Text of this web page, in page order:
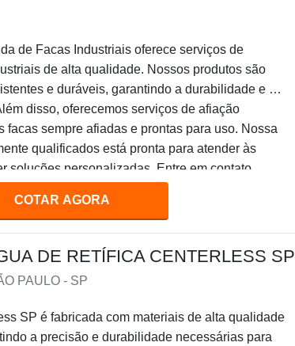
de Facas Industriais oferece serviços de
de alta qualidade. Nossos produtos são
e duráveis, garantindo a durabilidade e a
disso, oferecemos serviços de afiação
facas sempre afiadas e prontas para uso. Nossa
qualificados está pronta para atender às
soluções personalizadas. Entre em contato
nossos serviços de afiação e venda de facas
COTAR AGORA
DE RETÍFICA CENTERLESS SP
PAULO - SP
SP é fabricada com materiais de alta qualidade
a precisão e durabilidade necessárias para